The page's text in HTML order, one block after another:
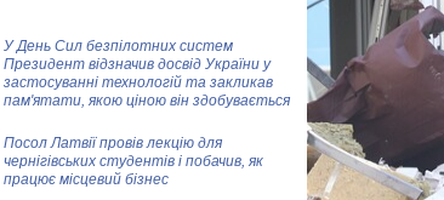
У День Сил безпілотних систем
Президент відзначив досвід України у
застосуванні технологій та закликав
пам'ятати, якою ціною він здобувається
Посол Латвії провів лекцію для
чернігівських студентів і побачив, як
працює місцевий бізнес